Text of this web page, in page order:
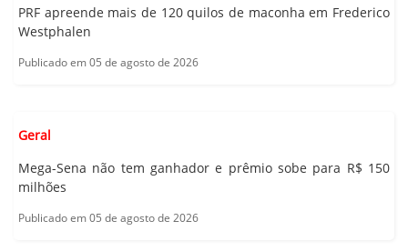
PRF apreende mais de 120 quilos de maconha em Frederico
Westphalen
Publicado em 05 de agosto de 2026
Geral
Mega-Sena não tem ganhador e prêmio sobe para R$ 150
milhões
Publicado em 05 de agosto de 2026